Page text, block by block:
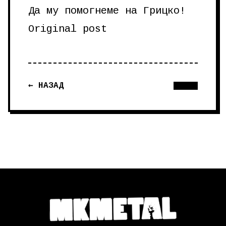
Да му помогнеме на Грицко!
Original post
← НАЗАД